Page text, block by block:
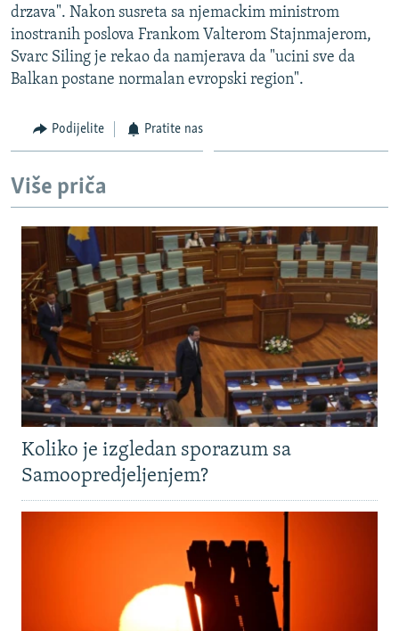
ISPRIČAJ MI
DNEVNO@RSE
SPECIJALI RSE
POPLAVE I KLIZIŠTA U BIH 2024.
TV LIBERTY
POST SCRIPTUM
MOJA EVROPA
TRI DECENIJE OD RATA U BIH
SVE KARTE DEJTONA
NASTANAK I RASPAD JUGOSLAVIJE
PRATITE NAS
Sve RFE/RL stranice
drzava". Nakon susreta sa njemackim ministrom
inostranih poslova Frankom Valterom Stajnmajerom,
Svarc Siling je rekao da namjerava da "ucini sve da
Balkan postane normalan evropski region".
Podijelite Pratite nas
Više priča
Koliko je izgledan sporazum sa
Samoopredjeljenjem?